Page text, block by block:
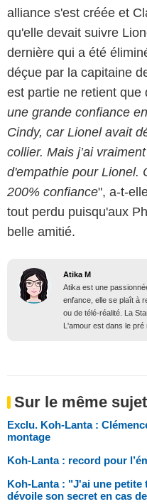
alliance s'est créée et
qu'elle devait suivre
dernière qui a été
déçue par la capitaine
est partie ne retient que
une grande confiance
Cindy, car Lionel avait
collier. Mais j’ai
d'empathie pour Lionel.
200% confiance", a-t-
tout perdu puisqu'aux
belle amitié.
Atika M
Atika est une
enfance, elle se plaît à
ou de télé-réalité. La
L'amour est dans le
Sur le même sujet
Exclu. Koh-Lanta :
montage
Koh-Lanta : record pour
Koh-Lanta : "J'ai une
dévoile son secret en cas